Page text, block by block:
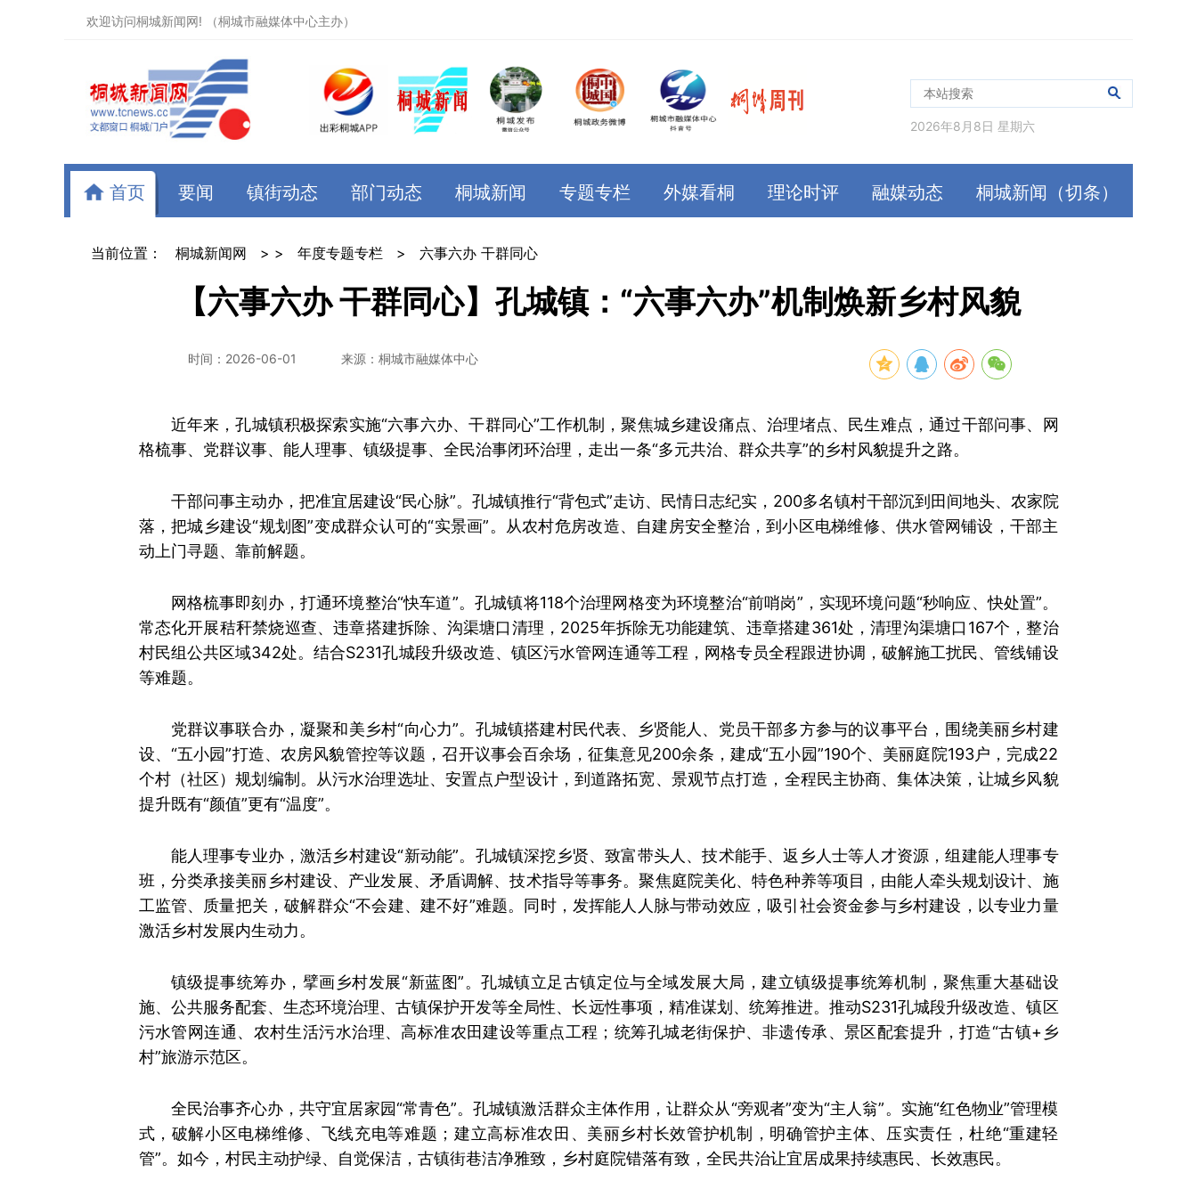
欢迎访问桐城新闻网! （桐城市融媒体中心主办）
2026年8月8日 星期六
首页 要闻 镇街动态 部门动态 桐城新闻 专题专栏 外媒看桐 理论时评 融媒动态 桐城新闻（切条）
当前位置： 桐城新闻网 > > 年度专题专栏 > 六事六办 干群同心
【六事六办 干群同心】孔城镇：“六事六办”机制焕新乡村风貌
时间：2026-06-01 来源：桐城市融媒体中心
近年来，孔城镇积极探索实施“六事六办、干群同心”工作机制，聚焦城乡建设痛点、治理堵点、民生难点，通过干部问事、网
格梳事、党群议事、能人理事、镇级提事、全民治事闭环治理，走出一条“多元共治、群众共享”的乡村风貌提升之路。
干部问事主动办，把准宜居建设“民心脉”。孔城镇推行“背包式”走访、民情日志纪实，200多名镇村干部沉到田间地头、农家院
落，把城乡建设“规划图”变成群众认可的“实景画”。从农村危房改造、自建房安全整治，到小区电梯维修、供水管网铺设，干部主
动上门寻题、靠前解题。
网格梳事即刻办，打通环境整治“快车道”。孔城镇将118个治理网格变为环境整治“前哨岗”，实现环境问题“秒响应、快处置”。
常态化开展秸秆禁烧巡查、违章搭建拆除、沟渠塘口清理，2025年拆除无功能建筑、违章搭建361处，清理沟渠塘口167个，整治
村民组公共区域342处。结合S231孔城段升级改造、镇区污水管网连通等工程，网格专员全程跟进协调，破解施工扰民、管线铺设
等难题。
党群议事联合办，凝聚和美乡村“向心力”。孔城镇搭建村民代表、乡贤能人、党员干部多方参与的议事平台，围绕美丽乡村建
设、“五小园”打造、农房风貌管控等议题，召开议事会百余场，征集意见200余条，建成“五小园”190个、美丽庭院193户，完成22
个村（社区）规划编制。从污水治理选址、安置点户型设计，到道路拓宽、景观节点打造，全程民主协商、集体决策，让城乡风貌
提升既有“颜值”更有“温度”。
能人理事专业办，激活乡村建设“新动能”。孔城镇深挖乡贤、致富带头人、技术能手、返乡人士等人才资源，组建能人理事专
班，分类承接美丽乡村建设、产业发展、矛盾调解、技术指导等事务。聚焦庭院美化、特色种养等项目，由能人牵头规划设计、施
工监管、质量把关，破解群众“不会建、建不好”难题。同时，发挥能人人脉与带动效应，吸引社会资金参与乡村建设，以专业力量
激活乡村发展内生动力。
镇级提事统筹办，擘画乡村发展“新蓝图”。孔城镇立足古镇定位与全域发展大局，建立镇级提事统筹机制，聚焦重大基础设
施、公共服务配套、生态环境治理、古镇保护开发等全局性、长远性事项，精准谋划、统筹推进。推动S231孔城段升级改造、镇区
污水管网连通、农村生活污水治理、高标准农田建设等重点工程；统筹孔城老街保护、非遗传承、景区配套提升，打造“古镇+乡
村”旅游示范区。
全民治事齐心办，共守宜居家园“常青色”。孔城镇激活群众主体作用，让群众从“旁观者”变为“主人翁”。实施“红色物业”管理模
式，破解小区电梯维修、飞线充电等难题；建立高标准农田、美丽乡村长效管护机制，明确管护主体、压实责任，杜绝“重建轻
管”。如今，村民主动护绿、自觉保洁，古镇街巷洁净雅致，乡村庭院错落有致，全民共治让宜居成果持续惠民、长效惠民。